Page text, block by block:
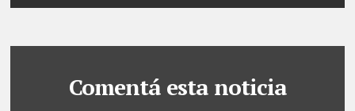
Comentá esta noticia